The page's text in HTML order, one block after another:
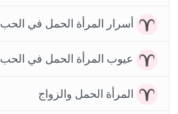
أسرار المرأة الحمل في الحب
عيوب المرأة الحمل في الحب
المرأة الحمل والزواج